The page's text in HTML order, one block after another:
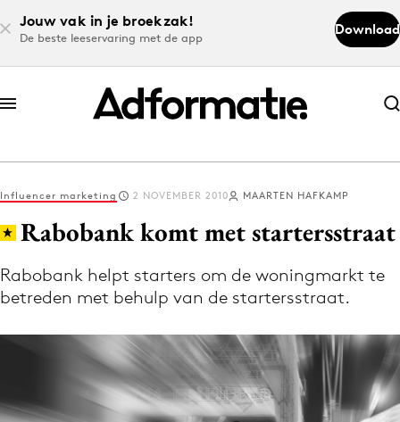
Jouw vak in je broekzak!
De beste leeservaring met de app
Download
Abonneer nu
Abonneer nu
Log in
Download de app
Volg het laatste nieuws via de Adformatie
Influencer marketing 2 NOVEMBER 2010 MAARTEN HAFKAMP
Rabobank komt met startersstraat
Rabobank helpt starters om de woningmarkt te
betreden met behulp van de startersstraat.